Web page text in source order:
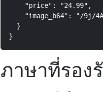
    "price": "24.99",
"image_b64": "/9j/
  }
}
ภาษาที่รอง